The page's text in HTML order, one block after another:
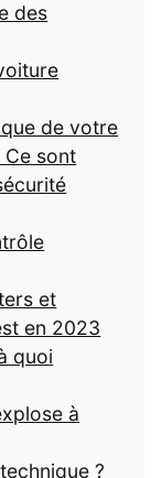
des
de votre
sont
et
en 2023
quoi
à
?